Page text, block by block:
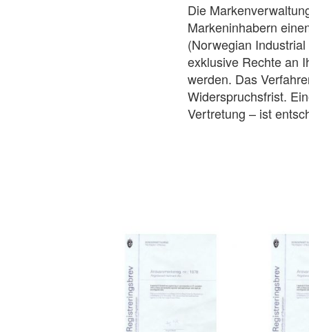
Die
Markeninhabern
(Norwegian
exklusive Rechte an
werden. Das
Widerspruchsfrist.
Vertretung – ist